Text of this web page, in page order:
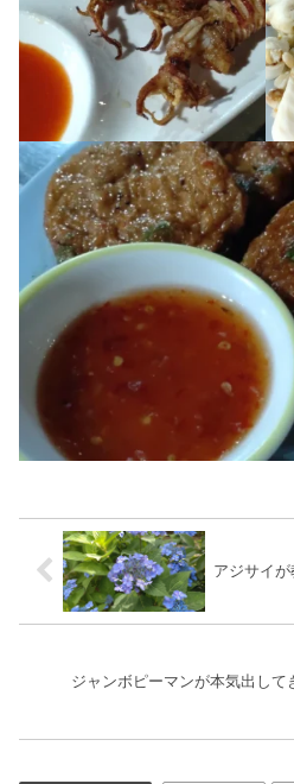
アジサイ
ジャンボピーマンが本気出して